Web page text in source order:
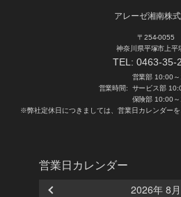
アレーゼ湘南株
〒254-0055
神奈川県平塚市上平
TEL:0463-35-
営業時間:
営業部 10:00
サービス部
保険部 10:00
※弊社定休日につきましては、営業日カレンダー
営業日カレンダー
2026年 8月